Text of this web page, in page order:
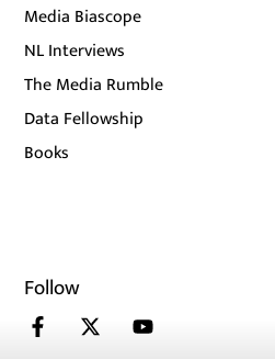
Media Biascope
NL Interviews
The Media Rumble
Data Fellowship
Books
Follow